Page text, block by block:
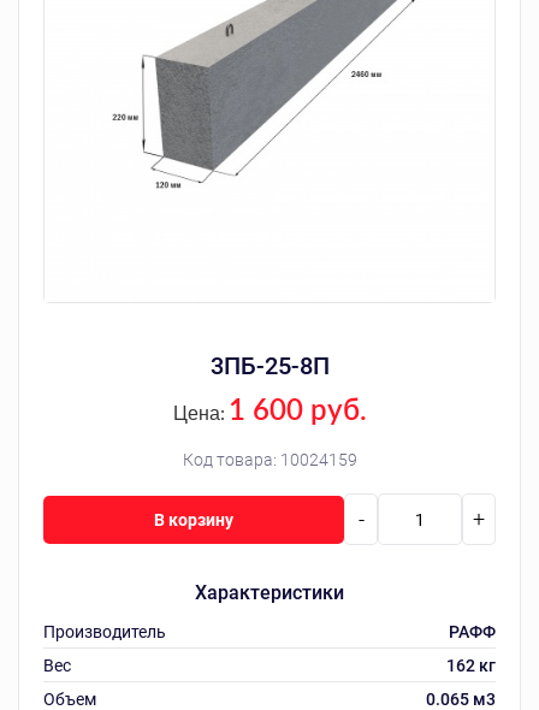
3ПБ-25-8П
Код товара: 10024159
Цена: 1 600 руб.
Характеристики
Производитель
РАФФ
Вес
162 кг
Объем
0.065 м3
- +
В корзину